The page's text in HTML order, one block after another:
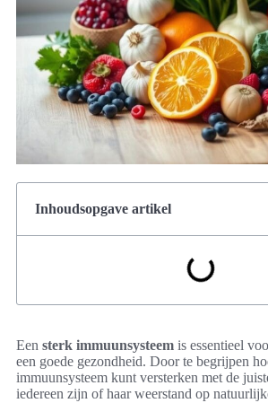
Inhoudsopgave artikel
Een sterk immuunsysteem is essentieel
een goede gezondheid. Door te begrijpen
immuunsysteem kunt versterken met de
iedereen zijn of haar weerstand op